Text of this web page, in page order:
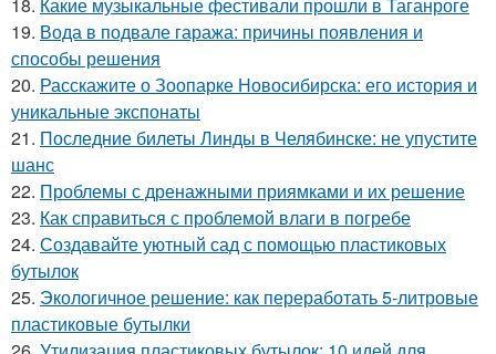
18. Какие музыкальные фестивали прошли в Таганроге
19. Вода в подвале гаража: причины появления и
способы решения
20. Расскажите о Зоопарке Новосибирска: его история и
уникальные экспонаты
21. Последние билеты Линды в Челябинске: не упустите
шанс
22. Проблемы с дренажными приямками и их решение
23. Как справиться с проблемой влаги в погребе
24. Создавайте уютный сад с помощью пластиковых
бутылок
25. Экологичное решение: как переработать 5-литровые
пластиковые бутылки